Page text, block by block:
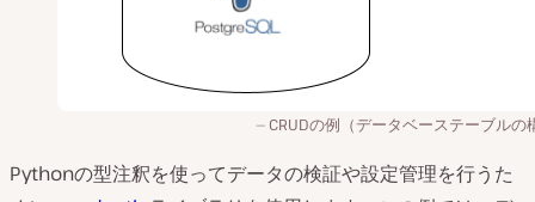
CRUDの例（データベーステーブルの
Pythonの型注釈を使ってデータの検証や設定管理を行うた